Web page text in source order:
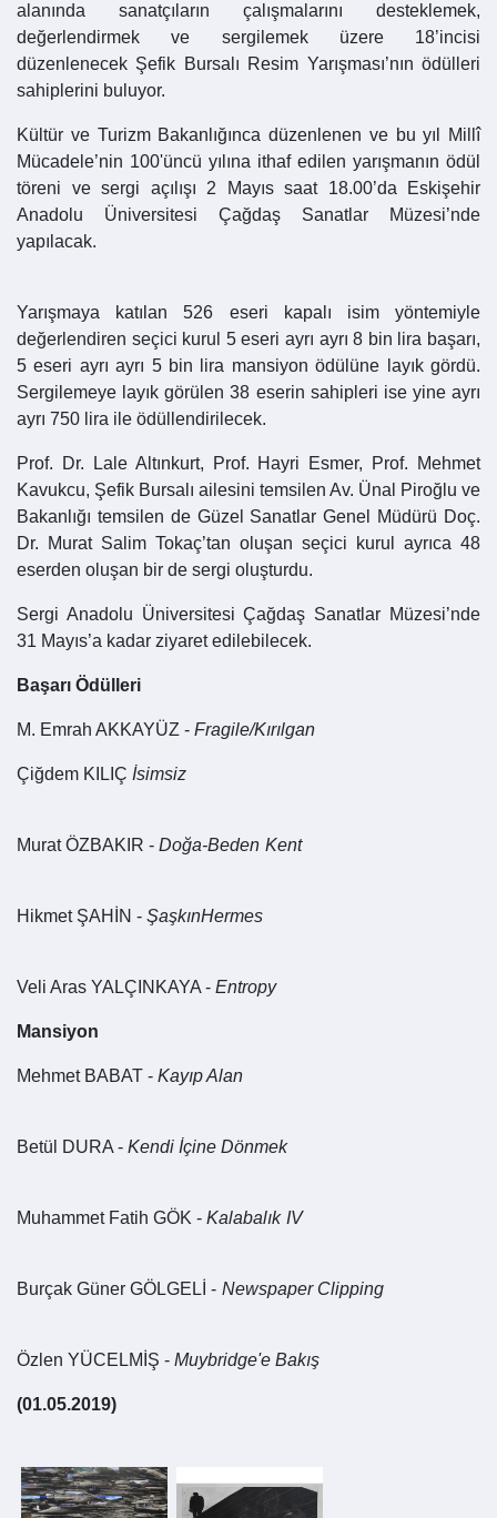
alanında sanatçıların çalışmalarını desteklemek,
değerlendirmek ve sergilemek üzere 18’incisi
düzenlenecek Şefik Bursalı Resim Yarışması’nın ödülleri
sahiplerini buluyor.
Kültür ve Turizm Bakanlığınca düzenlenen ve bu yıl Millî
Mücadele’nin 100'üncü yılına ithaf edilen yarışmanın ödül
töreni ve sergi açılışı 2 Mayıs saat 18.00’da Eskişehir
Anadolu Üniversitesi Çağdaş Sanatlar Müzesi’nde
yapılacak.
Yarışmaya katılan 526 eseri kapalı isim yöntemiyle
değerlendiren seçici kurul 5 eseri ayrı ayrı 8 bin lira başarı,
5 eseri ayrı ayrı 5 bin lira mansiyon ödülüne layık gördü.
Sergilemeye layık görülen 38 eserin sahipleri ise yine ayrı
ayrı 750 lira ile ödüllendirilecek.
Prof. Dr. Lale Altınkurt, Prof. Hayri Esmer, Prof. Mehmet
Kavukcu, Şefik Bursalı ailesini temsilen Av. Ünal Piroğlu ve
Bakanlığı temsilen de Güzel Sanatlar Genel Müdürü Doç.
Dr. Murat Salim Tokaç’tan oluşan seçici kurul ayrıca 48
eserden oluşan bir de sergi oluşturdu.
Sergi Anadolu Üniversitesi Çağdaş Sanatlar Müzesi’nde
31 Mayıs’a kadar ziyaret edilebilecek.
Başarı Ödülleri
M. Emrah AKKAYÜZ - Fragile/Kırılgan
Çiğdem KILIÇ İsimsiz
Murat ÖZBAKIR -Doğa-Beden Kent
Hikmet ŞAHİN - ŞaşkınHermes
Veli Aras YALÇINKAYA - Entropy
Mansiyon
Mehmet BABAT -Kayıp Alan
Betül DURA -Kendi İçine Dönmek
Muhammet Fatih GÖK -Kalabalık IV
Burçak Güner GÖLGELİ - Newspaper Clipping
Özlen YÜCELMİŞ - Muybridge'e Bakış
(01.05.2019)